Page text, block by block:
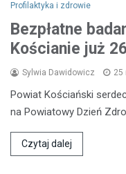
Profilaktyka i zdrowie
Bezpłatne
Kościanie już
Sylwia Dawidowicz 25
Powiat Kościański
na Powiatowy Dzień
Czytaj dalej